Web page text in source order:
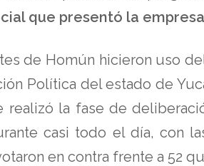
que presentó la
de Homún hicieron uso
Política del estado de
realizó la fase de
casi todo el día, con
en contra frente a 52